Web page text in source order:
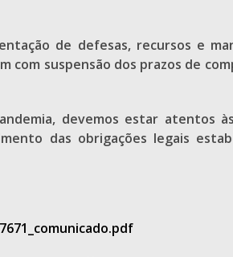
de defesas, recursos e
suspensão dos prazos de
devemos estar atentos
das obrigações legais